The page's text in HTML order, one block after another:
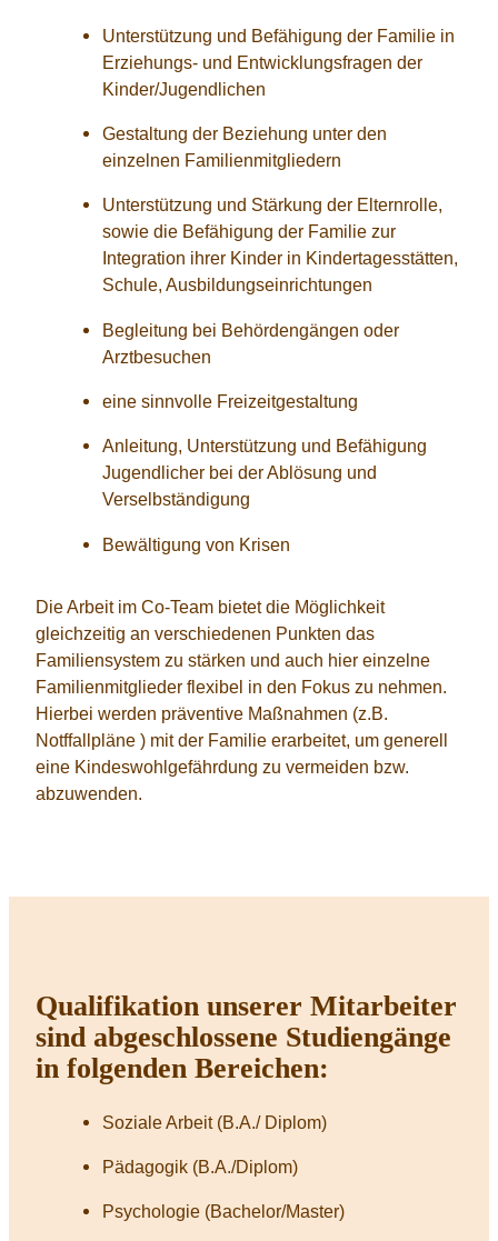
Unterstützung und Befähigung der Familie in
Erziehungs- und Entwicklungsfragen der
Kinder/Jugendlichen
Gestaltung der Beziehung unter den
einzelnen Familienmitgliedern
Unterstützung und Stärkung der Elternrolle,
sowie die Befähigung der Familie zur
Integration ihrer Kinder in Kindertagesstätten,
Schule, Ausbildungseinrichtungen
Begleitung bei Behördengängen oder
Arztbesuchen
eine sinnvolle Freizeitgestaltung
Anleitung, Unterstützung und Befähigung
Jugendlicher bei der Ablösung und
Verselbständigung
Bewältigung von Krisen
Die Arbeit im Co-Team bietet die Möglichkeit
gleichzeitig an verschiedenen Punkten das
Familiensystem zu stärken und auch hier einzelne
Familienmitglieder flexibel in den Fokus zu nehmen.
Hierbei werden präventive Maßnahmen (z.B.
Notffallpläne ) mit der Familie erarbeitet, um generell
eine Kindeswohlgefährdung zu vermeiden bzw.
abzuwenden.
Qualifikation unserer Mitarbeiter
sind abgeschlossene Studiengänge
in folgenden Bereichen:
Soziale Arbeit (B.A./ Diplom)
Pädagogik (B.A./Diplom)
Psychologie (Bachelor/Master)